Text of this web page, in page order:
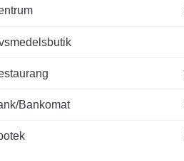
Bankomat